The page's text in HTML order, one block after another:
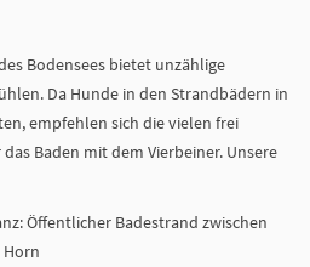
Bodensees bietet unzählige
Da Hunde in den Strandbädern in
empfehlen sich die vielen frei
Baden mit dem Vierbeiner. Unsere
Öffentlicher Badestrand zwischen